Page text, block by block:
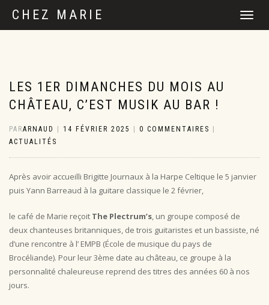
CHEZ MARIE
DÉPLIER
LES 1ER DIMANCHES DU MOIS AU
CHÂTEAU, C’EST MUSIK AU BAR !
PARARNAUD 14 FÉVRIER 2025 0 COMMENTAIRES
ACTUALITÉS
Après avoir accueilli Brigitte Journaux à la Harpe Celtique le 5 janvier
puis Yann Barreaud à la guitare classique le 2 février,
le café de Marie reçoit The Plectrum’s, un groupe composé de
deux chanteuses britanniques, de trois guitaristes et un bassiste, né
d’une rencontre à l’ EMPB (École de musique du pays de
Brocéliande). Pour leur 3ème date au château, ce groupe à la
personnalité chaleureuse reprend des titres des années 60 à nos
jours.